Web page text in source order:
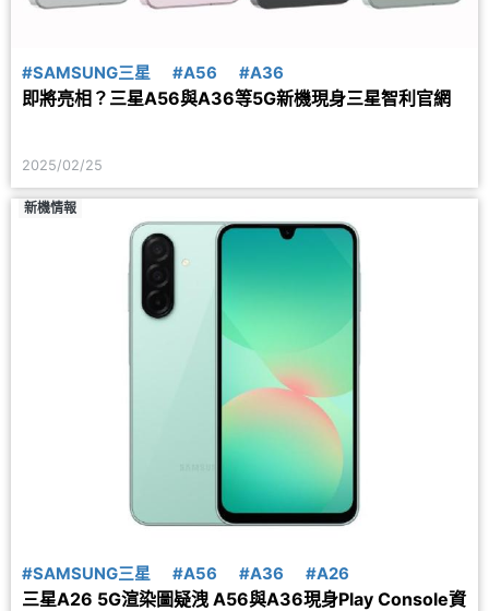
#SAMSUNG三星 #A56 #A36
即將亮相？三星A56與A36等5G新機現身三星智利官網
2025/02/25
新機情報
#SAMSUNG三星 #A56 #A36 #A26
三星A26 5G渲染圖疑洩 A56與A36現身Play Console資